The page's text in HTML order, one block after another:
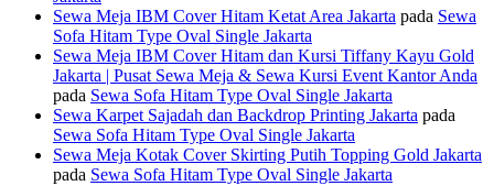
Sewa Meja IBM Cover Hitam Ketat Area Jakarta pada Sewa
Sofa Hitam Type Oval Single Jakarta
Sewa Meja IBM Cover Hitam dan Kursi Tiffany Kayu Gold
Jakarta | Pusat Sewa Meja & Sewa Kursi Event Kantor Anda
pada Sewa Sofa Hitam Type Oval Single Jakarta
Sewa Karpet Sajadah dan Backdrop Printing Jakarta pada
Sewa Sofa Hitam Type Oval Single Jakarta
Sewa Meja Kotak Cover Skirting Putih Topping Gold Jakarta
pada Sewa Sofa Hitam Type Oval Single Jakarta